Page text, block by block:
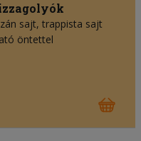
sajt, trappista sajt
öntettel